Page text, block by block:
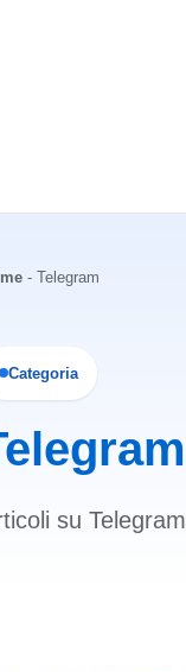
- Telegram
Categoria
su Telegram